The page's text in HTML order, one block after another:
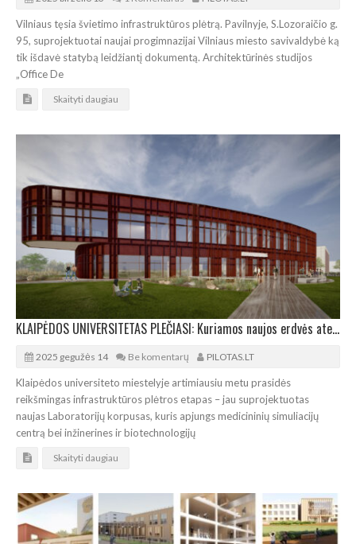
Vilniaus tęsia švietimo infrastruktūros plėtrą. Pavilnyje, S.Lozoraičio g.
95, suprojektuotai naujai progimnazijai Vilniaus miesto savivaldybė ką
tik išdavė statybą leidžiantį dokumentą. Architektūrinės studijos
„Office De
Skaityti daugiau
KLAIPĖDOS UNIVERSITETAS PLEČIASI: Kuriamos naujos erdvės ateities medikams ir inžinieriams
2025 gegužės 14 Be komentarų PILOTAS.LT
Klaipėdos universiteto miestelyje artimiausiu metu prasidės
reikšmingas infrastruktūros plėtros etapas – jau suprojektuotas
naujas Laboratorijų korpusas, kuris apjungs medicininių simuliacijų
centrą bei inžinerines ir biotechnologijų
Skaityti daugiau